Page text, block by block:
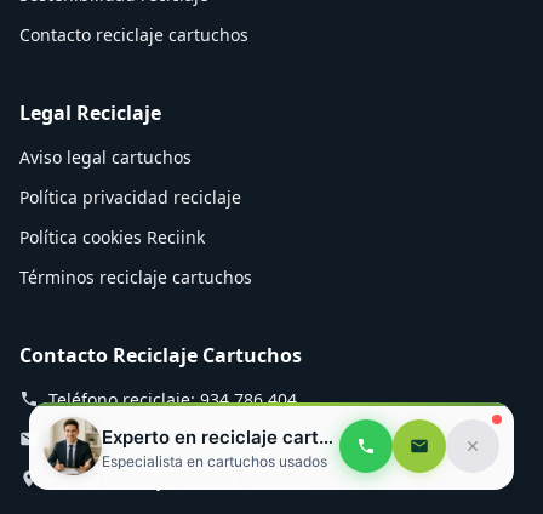
Experto en reciclaje cartuchos
Especialista en cartuchos usados
Contacto reciclaje cartuchos
Legal Reciclaje
Aviso legal cartuchos
Política privacidad reciclaje
Política cookies Reciink
Términos reciclaje cartuchos
Contacto Reciclaje Cartuchos
Teléfono reciclaje: 934 786 404
Email cartuchos: info@reciink.com
Planta reciclaje: Mozart 12, Rubí